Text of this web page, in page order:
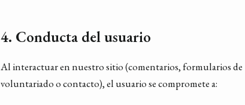
4. Conducta del usuario
Al interactuar en nuestro sitio (comentarios, formularios de
voluntariado o contacto), el usuario se compromete a: